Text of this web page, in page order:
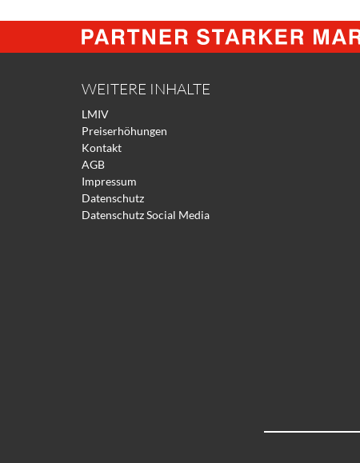
WEITERE INHALTE
LMIV
Preiserhöhungen
Kontakt
AGB
Impressum
Datenschutz
Datenschutz Social Media